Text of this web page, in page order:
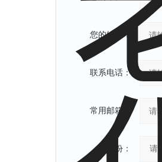
您的姓名：
联系电话：
常用邮箱：
省份：